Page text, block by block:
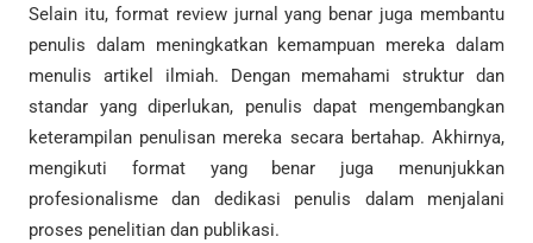
Selain itu, format review jurnal yang benar juga membantu
penulis dalam meningkatkan kemampuan mereka dalam
menulis artikel ilmiah. Dengan memahami struktur dan
standar yang diperlukan, penulis dapat mengembangkan
keterampilan penulisan mereka secara bertahap. Akhirnya,
mengikuti format yang benar juga menunjukkan
profesionalisme dan dedikasi penulis dalam menjalani
proses penelitian dan publikasi.